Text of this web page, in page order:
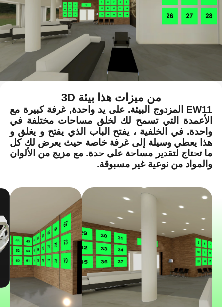
من ميزات هذا بيئة 3D
EW11 المزدوج البيئة. على يد واحدة, غرفة كبيرة مع
الأعمدة التي تسمح لك لخلق مساحات مختلفة في
واحدة. في الخلفية ، يفتح الباب الذي يفتح و يغلق و
هذا يعطي وسيلة إلى غرفة خاصة حيث يعرض لك كل
ما تحتاج لتقدير مساحة على حدة. مع مزيج من الألوان
والمواد من نوعية غير مسبوقة.